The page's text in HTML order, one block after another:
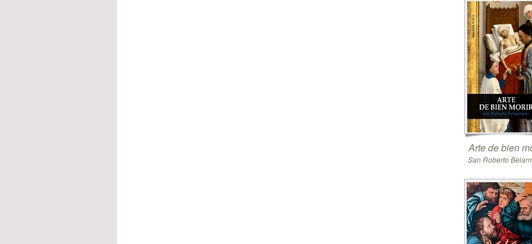
Arte de bien
San Roberto